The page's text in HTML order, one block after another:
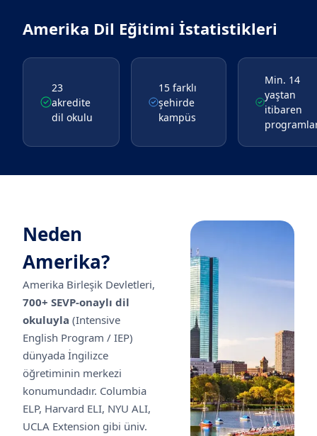
Amerika Dil Eğitimi İstatistikleri
23
akredite
dil okulu
15 farklı
şehirde
kampüs
Min. 14
yaştan
itibaren
Neden
Amerika?
Amerika Birleşik Devletleri,
700+ SEVP-onaylı dil
okuluyla (Intensive
English Program / IEP)
dünyada İngilizce
öğretiminin merkezi
konumundadır. Columbia
ELP, Harvard ELI, NYU ALI,
UCLA Extension gibi üniv.